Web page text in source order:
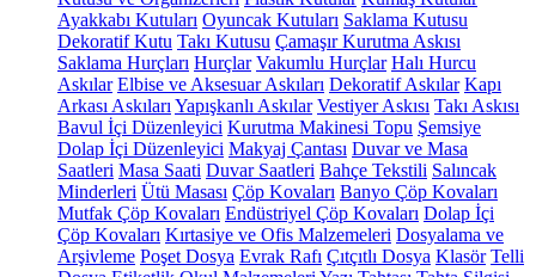
Ayakkabı Kutuları Oyuncak Kutuları Saklama Kutusu
Dekoratif Kutu Takı Kutusu Çamaşır Kurutma Askısı
Saklama Hurçları Hurçlar Vakumlu Hurçlar Halı Hurcu
Askılar Elbise ve Aksesuar Askıları Dekoratif Askılar Kapı
Arkası Askıları Yapışkanlı Askılar Vestiyer Askısı Takı Askısı
Bavul İçi Düzenleyici Kurutma Makinesi Topu Şemsiye
Dolap İçi Düzenleyici Makyaj Çantası Duvar ve Masa
Saatleri Masa Saati Duvar Saatleri Bahçe Tekstili Salıncak
Minderleri Ütü Masası Çöp Kovaları Banyo Çöp Kovaları
Mutfak Çöp Kovaları Endüstriyel Çöp Kovaları Dolap İçi
Çöp Kovaları Kırtasiye ve Ofis Malzemeleri Dosyalama ve
Arşivleme Poşet Dosya Evrak Rafı Çıtçıtlı Dosya Klasör Telli